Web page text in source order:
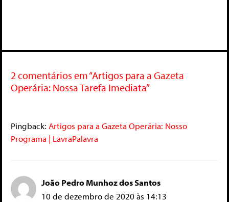
2 comentários em “Artigos para a Gazeta
Operária: Nossa Tarefa Imediata”
Pingback: Artigos para a Gazeta Operária: Nosso
Programa | LavraPalavra
João Pedro Munhoz dos Santos
10 de dezembro de 2020 às 14:13